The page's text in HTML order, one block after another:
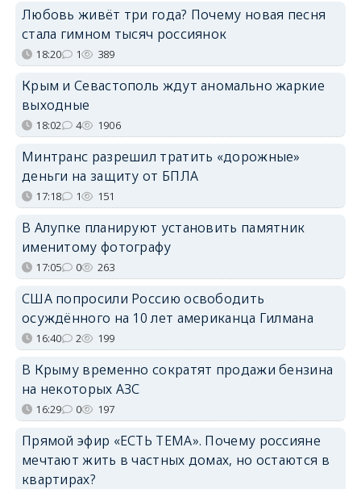
Любовь живёт три года? Почему новая песня
стала гимном тысяч россиянок
18:20 1 389
Крым и Севастополь ждут аномально жаркие
выходные
18:02 4 1906
Минтранс разрешил тратить «дорожные»
деньги на защиту от БПЛА
17:18 1 151
В Алупке планируют установить памятник
именитому фотографу
17:05 0 263
США попросили Россию освободить
осуждённого на 10 лет американца Гилмана
16:40 2 199
В Крыму временно сократят продажи бензина
на некоторых АЗС
16:29 0 197
Прямой эфир «ЕСТЬ ТЕМА». Почему россияне
мечтают жить в частных домах, но остаются в
квартирах?